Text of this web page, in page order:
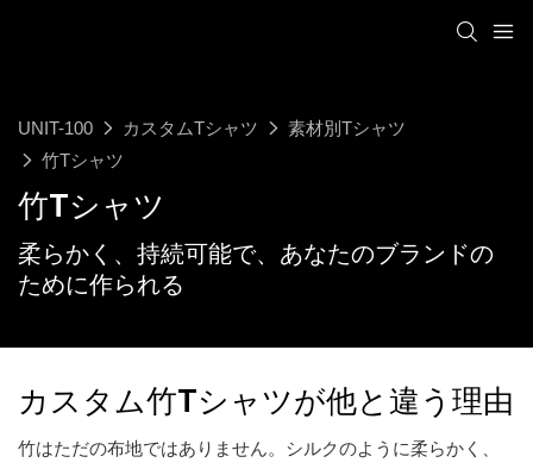
UNIT-100 カスタムTシャツ
素材別Tシャツ
竹Tシャツ
竹Tシャツ
柔らかく、持続可能で、あなたのブランドの
ために作られる
カスタム竹Tシャツが他と違う理由
竹はただの布地ではありません。シルクのように柔らかく、